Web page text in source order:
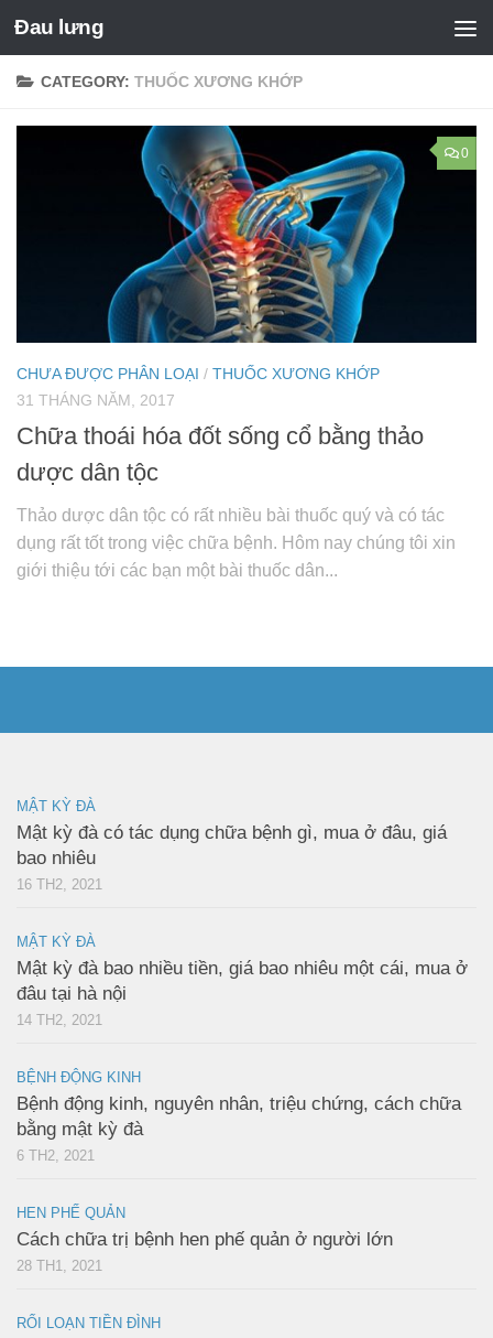
Đau lưng
CATEGORY: THUỐC XƯƠNG KHỚP
0
CHƯA ĐƯỢC PHÂN LOẠI / THUỐC XƯƠNG KHỚP
31 THÁNG NĂM, 2017
Chữa thoái hóa đốt sống cổ bằng thảo
dược dân tộc
Thảo dược dân tộc có rất nhiều bài thuốc quý và có tác
dụng rất tốt trong việc chữa bệnh. Hôm nay chúng tôi xin
giới thiệu tới các bạn một bài thuốc dân...
MẬT KỲ ĐÀ
Mật kỳ đà có tác dụng chữa bệnh gì, mua ở đâu, giá
bao nhiêu
16 TH2, 2021
MẬT KỲ ĐÀ
Mật kỳ đà bao nhiều tiền, giá bao nhiêu một cái, mua ở
đâu tại hà nội
14 TH2, 2021
BỆNH ĐỘNG KINH
Bệnh động kinh, nguyên nhân, triệu chứng, cách chữa
bằng mật kỳ đà
6 TH2, 2021
HEN PHẾ QUẢN
Cách chữa trị bệnh hen phế quản ở người lớn
28 TH1, 2021
RỐI LOẠN TIỀN ĐÌNH